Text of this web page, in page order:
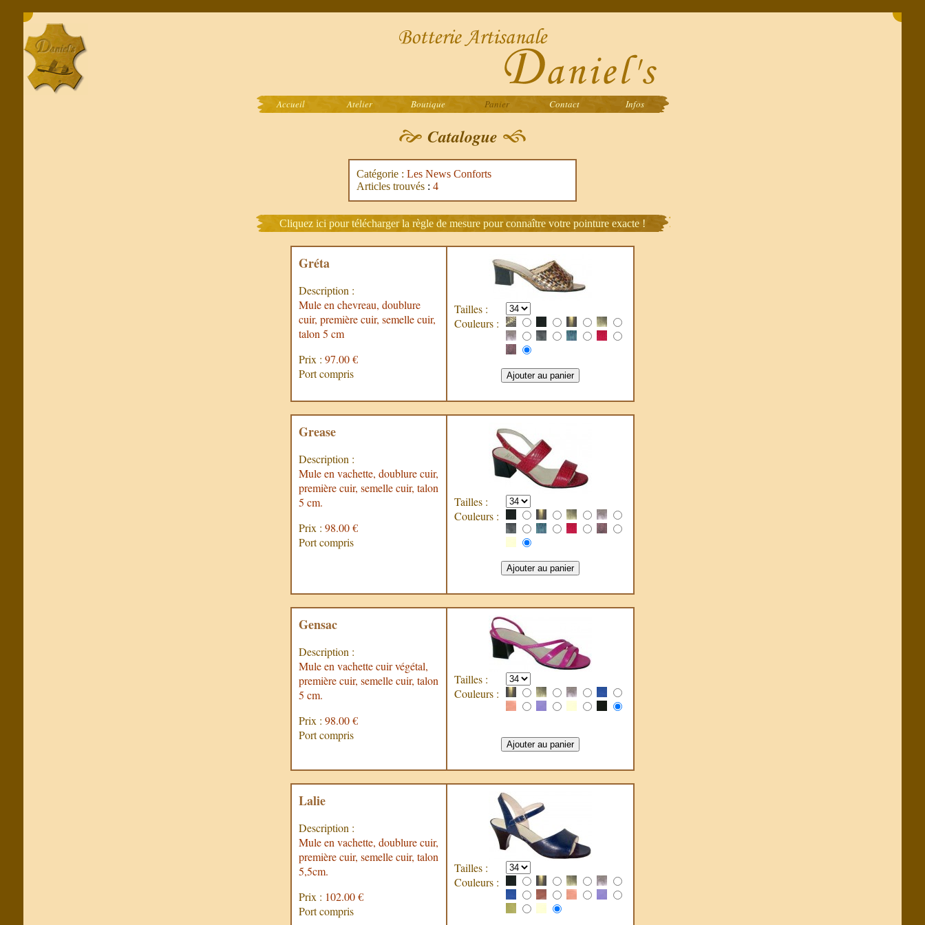
Accueil Atelier Boutique Panier Contact Infos
Catalogue
Catégorie : Les News Conforts
Articles trouvés : 4
Cliquez ici pour télécharger la règle de mesure pour connaître votre pointure exacte !
Gréta
Description :
Mule en chevreau, doublure
cuir, première cuir, semelle cuir,
talon 5 cm
Prix : 97.00 €
Port compris
Tailles :
Couleurs :
Grease
Description :
Mule en vachette, doublure cuir,
première cuir, semelle cuir, talon
5 cm.
Prix : 98.00 €
Port compris
Tailles :
Couleurs :
Gensac
Description :
Mule en vachette cuir végétal,
première cuir, semelle cuir, talon
5 cm.
Prix : 98.00 €
Port compris
Tailles :
Couleurs :
Lalie
Description :
Mule en vachette, doublure cuir,
première cuir, semelle cuir, talon
5,5cm.
Prix : 102.00 €
Port compris
Tailles :
Couleurs :